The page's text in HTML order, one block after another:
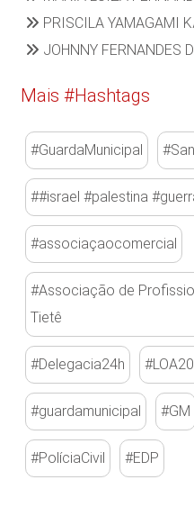
PRISCILA YAMAGAMI
JOHNNY FERNANDES
Mais #Hashtags
#GuardaMunicipal
##israel #palestina
#associaçaocomercial
#Associação de
Tietê
#Delegacia24h
#guardamunicipal #GM
#PolíciaCivil #EDP